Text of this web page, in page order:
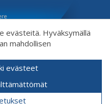
evästeitä. Hyväksymällä
mahdollisen
evästeet